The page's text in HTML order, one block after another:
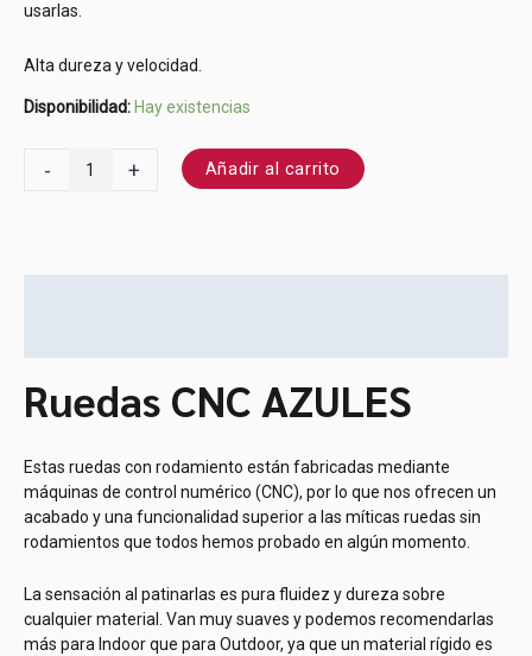
usarlas.
Alta dureza y velocidad.
Disponibilidad: Hay existencias
- + Añadir al carrito
Ruedas CNC AZULES
Estas ruedas con rodamiento están fabricadas mediante
máquinas de control numérico (CNC), por lo que nos ofrecen un
acabado y una funcionalidad superior a las míticas ruedas sin
rodamientos que todos hemos probado en algún momento.
La sensación al patinarlas es pura fluidez y dureza sobre
cualquier material. Van muy suaves y podemos recomendarlas
más para Indoor que para Outdoor, ya que un material rígido es